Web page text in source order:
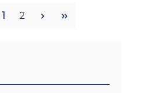
Seite
1 Seite
2